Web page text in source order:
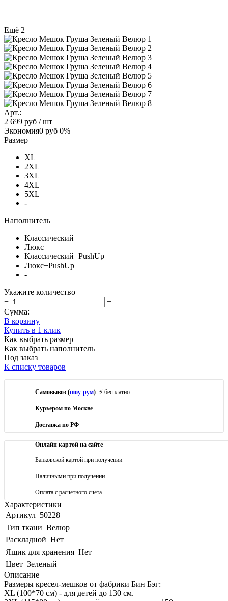
Ещё 2
Арт.:
2 699 руб / шт
Экономия0 руб 0%
Размер
XL
2XL
3XL
4XL
5XL
-
Наполнитель
Классический
Люкс
Классический+PushUp
Люкс+PushUp
-
Укажите количество
−
+
Сумма:
В корзину
Купить в 1 клик
Как выбрать размер
Как выбрать наполнитель
Под заказ
К списку товаров
Самовывоз (шоу-рум): ⚡ бесплатно
Курьером по Москве
Доставка по РФ
Онлайн картой на сайте
Банковской картой при получении
Наличными при получении
Оплата с расчетного счета
Характеристики
Артикул 50228
Тип ткани Велюр
Раскладной Нет
Ящик для хранения Нет
Цвет Зеленый
Описание
Размеры кресел-мешков от фабрики Бин Бэг:
XL (100*70 см) - для детей до 130 см.